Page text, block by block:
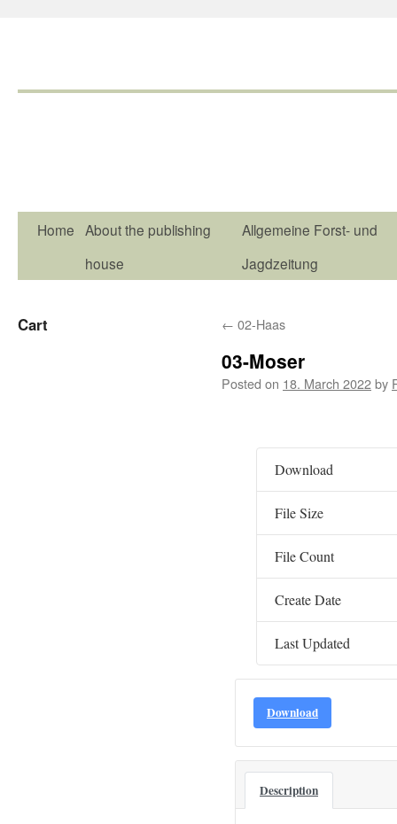
Home About the publishing
house
Allgemeine Forst- und
Jagdzeitung
← 02-Haas
03-Moser
Posted on 18. March 2022by
Download
File Size
File Count
Create Date
Last Updated
Download
Description
Cart